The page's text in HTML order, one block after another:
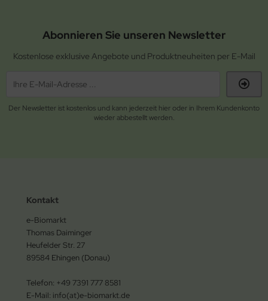
Abonnieren Sie unseren Newsletter
Kostenlose exklusive Angebote und Produktneuheiten per E-Mail
Der Newsletter ist kostenlos und kann jederzeit hier oder in Ihrem Kundenkonto
wieder abbestellt werden.
Kontakt
e-Biomarkt
Thomas Daiminger
Heufelder Str. 27
89584 Ehingen (Donau)
Telefon: +49 7391 777 8581
E-Mail: info(at)e-biomarkt.de